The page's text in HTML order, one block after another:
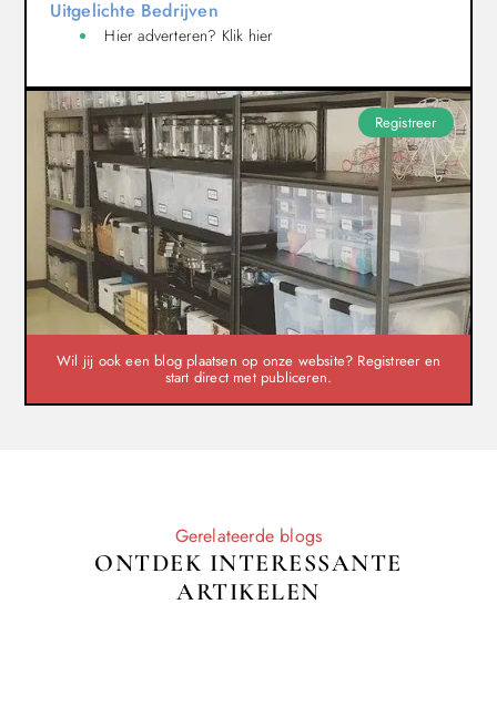
Uitgelichte Bedrijven
Hier adverteren? Klik hier
Registreer
Wil jij ook een blog plaatsen op onze website? Registreer en
start direct met publiceren.
Gerelateerde blogs
ONTDEK INTERESSANTE
ARTIKELEN